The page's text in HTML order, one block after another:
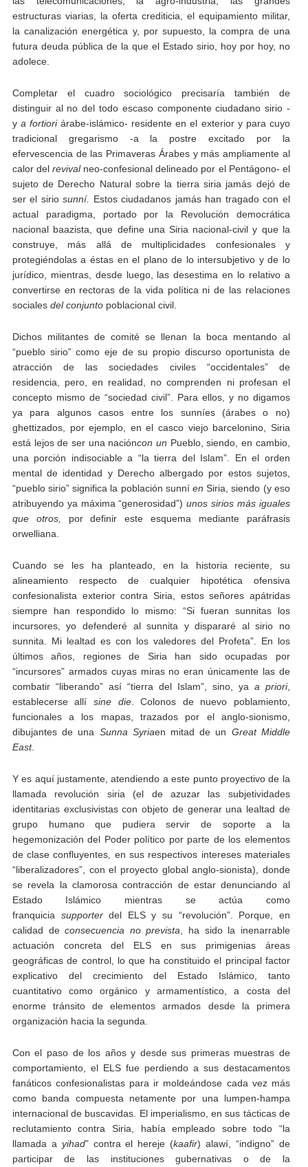
estructuras viarias, la oferta crediticia, el equipamiento militar,
la canalización energética y, por supuesto, la compra de una
futura deuda pública de la que el Estado sirio, hoy por hoy, no
adolece.
Completar el cuadro sociológico precisaría también de
distinguir al no del todo escaso componente ciudadano sirio -
y a fortioriárabe-islámico- residente en el exterior y para cuyo
tradicional gregarismo -a la postre excitado por la
efervescencia de las Primaveras Árabes y más ampliamente al
calor delrevivalneo-confesional delineado por el Pentágono- el
sujeto de Derecho Natural sobre la tierra siria jamás dejó de
ser el siriosunní. Estos ciudadanos jamás han tragado con el
actual paradigma, portado por la Revolución democrática
nacional baazista, que define una Siria nacional-civil y que la
construye, más allá de multiplicidades confesionales y
protegiéndolas a éstas en el plano de lo intersubjetivo y de lo
jurídico, mientras, desde luego, las desestima en lo relativo a
convertirse en rectoras de la vida política ni de las relaciones
sociales del conjuntopoblacional civil.
Dichos militantes de comité se llenan la boca mentando al
“pueblo sirio” como eje de su propio discurso oportunista de
atracción de las sociedades civiles “occidentales” de
residencia, pero, en realidad, no comprenden ni profesan el
concepto mismo de “sociedad civil”. Para ellos, y no digamos
ya para algunos casos entre los sunníes (árabes o no)
ghettizados, por ejemplo, en el casco viejo barcelonino, Siria
está lejos de ser una nacióncon un Pueblo, siendo, en cambio,
una porción indisociable a “la tierra del Islam”. En el orden
mental de identidad y Derecho albergado por estos sujetos,
“pueblo sirio” significa la población sunníen Siria, siendo (y eso
atribuyendo ya máxima “generosidad”)unos sirios más iguales
que otros, por definir este esquema mediante paráfrasis
orwelliana.
Cuando se les ha planteado, en la historia reciente, su
alineamiento respecto de cualquier hipotética ofensiva
confesionalista exterior contra Siria, estos señores apátridas
siempre han respondido lo mismo: “Si fueran sunnitas los
incursores, yo defenderé al sunnita y dispararé al sirio no
sunnita. Mi lealtad es con los valedores del Profeta”. En los
últimos años, regiones de Siria han sido ocupadas por
“incursores” armados cuyas miras no eran únicamente las de
combatir “liberando” así “tierra del Islam”, sino, ya a priori,
establecerse allísine die. Colonos de nuevo poblamiento,
funcionales a los mapas, trazados por el anglo-sionismo,
dibujantes de una Sunna Syriaen mitad de un Great Middle
East.
Y es aquí justamente, atendiendo a este punto proyectivo de la
llamada revolución siria (el de azuzar las subjetividades
identitarias exclusivistas con objeto de generar una lealtad de
grupo humano que pudiera servir de soporte a la
hegemonización del Poder político por parte de los elementos
de clase confluyentes, en sus respectivos intereses materiales
“liberalizadores”, con el proyecto global anglo-sionista), donde
se revela la clamorosa contracción de estar denunciando al
Estado Islámico mientras se actúa como
franquicia supporterdel ELS y su “revolución”. Porque, en
calidad deconsecuencia no prevista , ha sido la inenarrable
actuación concreta del ELS en sus primigenias áreas
geográficas de control, lo que ha constituido el principal factor
explicativo del crecimiento del Estado Islámico, tanto
cuantitativo como orgánico y armamentístico, a costa del
enorme tránsito de elementos armados desde la primera
organización hacia la segunda.
Con el paso de los años y desde sus primeras muestras de
comportamiento, el ELS fue perdiendo a sus destacamentos
fanáticos confesionalistas para ir moldeándose cada vez más
como banda compuesta netamente por una lumpen-hampa
internacional de buscavidas. El imperialismo, en sus tácticas de
reclutamiento contra Siria, había empleado sobre todo “la
llamada a yihad” contra el hereje (kaafir) alawí, “indigno” de
participar de las instituciones gubernativas o de la